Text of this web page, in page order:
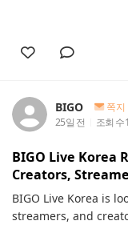
BIGO
쪽지
25일 전
조회 수
BIGO Live Korea
Creators,
BIGO Live Korea is
streamers, and